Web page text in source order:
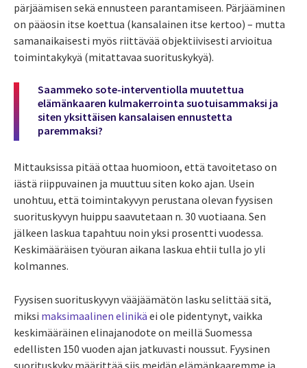
pärjäämisen sekä ennusteen parantamiseen. Pärjääminen
on pääosin itse koettua (kansalainen itse kertoo) – mutta
samanaikaisesti myös riittävää objektiivisesti arvioitua
toimintakykyä (mitattavaa suorituskykyä).
Saammeko sote-interventiolla muutettua
elämänkaaren kulmakerrointa suotuisammaksi ja
siten yksittäisen kansalaisen ennustetta
paremmaksi?
Mittauksissa pitää ottaa huomioon, että tavoitetaso on
iästä riippuvainen ja muuttuu siten koko ajan. Usein
unohtuu, että toimintakyvyn perustana olevan fyysisen
suorituskyvyn huippu saavutetaan n. 30 vuotiaana. Sen
jälkeen laskua tapahtuu noin yksi prosentti vuodessa.
Keskimääräisen työuran aikana laskua ehtii tulla jo yli
kolmannes.
Fyysisen suorituskyvyn vääjäämätön lasku selittää sitä,
miksi maksimaalinen elinikä ei ole pidentynyt, vaikka
keskimääräinen elinajanodote on meillä Suomessa
edellisten 150 vuoden ajan jatkuvasti noussut. Fyysinen